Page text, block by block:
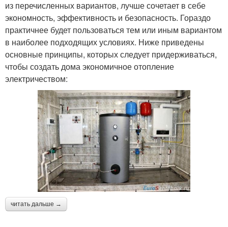
из перечисленных вариантов, лучше сочетает в себе
экономность, эффективность и безопасность. Гораздо
практичнее будет пользоваться тем или иным вариантом
в наиболее подходящих условиях. Ниже приведены
основные принципы, которых следует придерживаться,
чтобы создать дома экономичное отопление
электричеством:
читать дальше →